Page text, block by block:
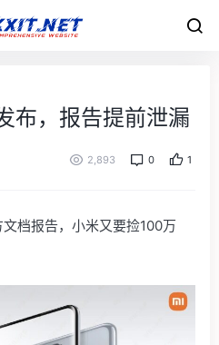
布，报告提前泄漏
2,893 0 1
档报告，小米又要捡100万